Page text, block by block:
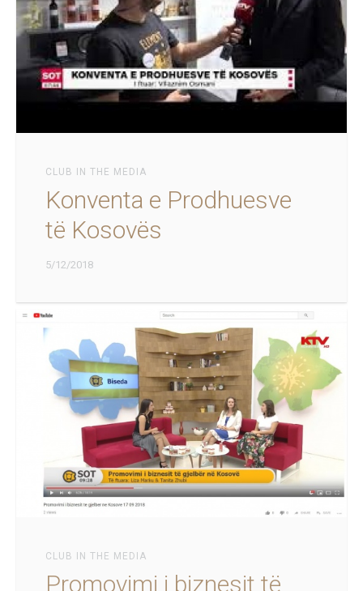
CLUB IN THE MEDIA
Konventa e Prodhuesve
të Kosovës
5/12/2018
CLUB IN THE MEDIA
Promovimi i biznesit të